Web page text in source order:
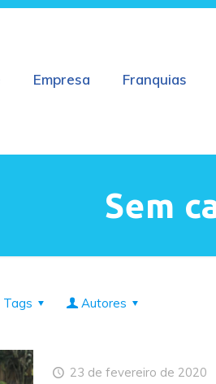
Empresa Franquias
Sem
Tags Autores
23 de fevereiro de 2020